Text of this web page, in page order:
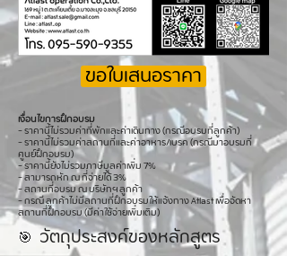
ขอใบเสนอราคา
เงื่อนไขการฝึกอบรม
- ราคานี้ไม่รวมค่าที่พักและค่าเดินทาง (กรณีอบรมที่ลูกค้า)
- ราคานี้ไม่รวมค่าสถานที่และค่าอาหาร/เบรค (กรณีมาอบรมที่
ศูนย์ฝึกอบรม)
- ราคานี้ยังไม่รวมภาษีมูลค่าเพิ่ม 7%
- สามารถหัก ณ ที่จ่ายได้ 3%
- สถานที่อบรม ณ บริษัทฯ ลูกค้า
- กรณี ลูกค้าไม่มีสถานที่ฝึกอบรมให้แจ้งทาง Atlast เพื่อจัดหา
สถานที่ฝึกอบรม (มีค่าใช้จ่ายเพิ่มเติม)
🎯 วัตถุประสงค์ของหลักสูตร